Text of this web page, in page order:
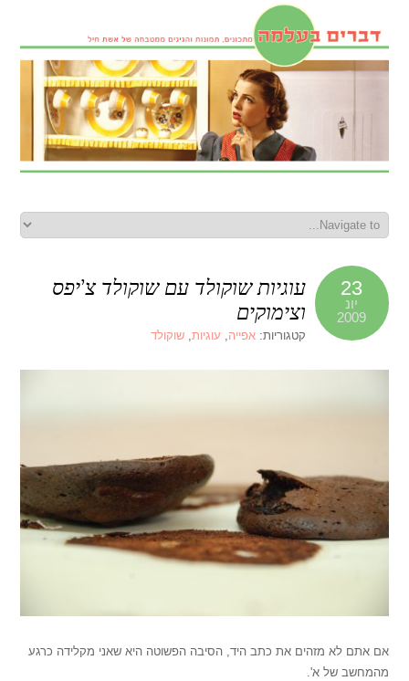
23
יונ
2009
עוגיות שוקולד עם שוקולד צ’יפס
וצימוקים
קטגוריות:אפייה, עוגיות,שוקולד
אם אתם לא מזהים את כתב היד, הסיבה הפשוטה היא שאני מקלידה כרגע
מהמחשב של א'.